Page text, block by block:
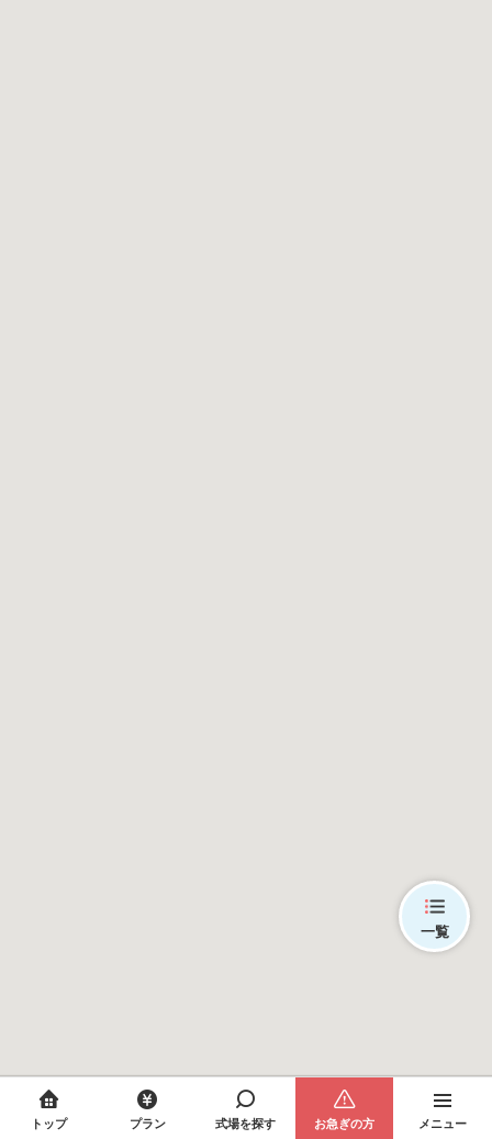
一覧
トップ プラン 式場を探す お急ぎの方 メニュー